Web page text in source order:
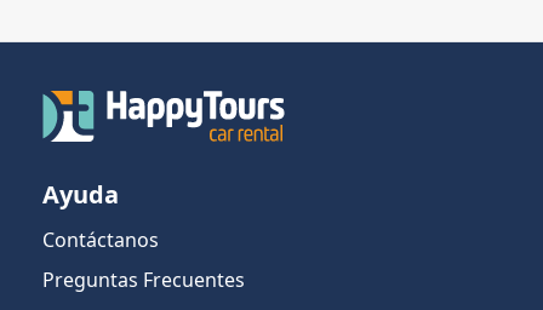
Ayuda
Contáctanos
Preguntas Frecuentes